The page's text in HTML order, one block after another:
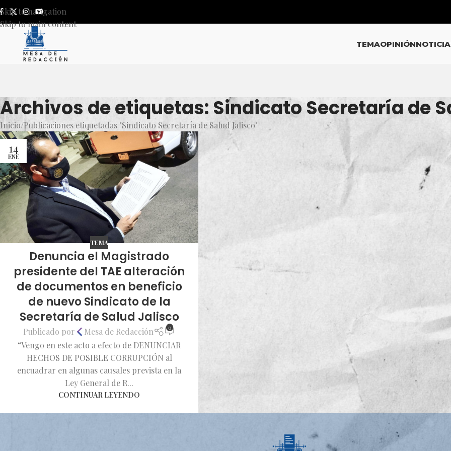
Skip to navigation
Skip to main content
TEMAOPINIÓN
Archivos de etiquetas: Sindicato Secretaría de
Inicio Publicaciones etiquetadas "Sindicato Secretaría de Salud Jalisco"
14
ENE
TEMA
Denuncia el Magistrado
presidente del TAE alteración
de documentos en beneficio
de nuevo Sindicato de la
Secretaría de Salud Jalisco
Publicado por Mesa de Redacción 0
“Vengo en este acto a efecto de DENUNCIAR
HECHOS DE POSIBLE CORRUPCIÓN al
encuadrar en algunas causales prevista en la
Ley General de R...
CONTINUAR LEYENDO